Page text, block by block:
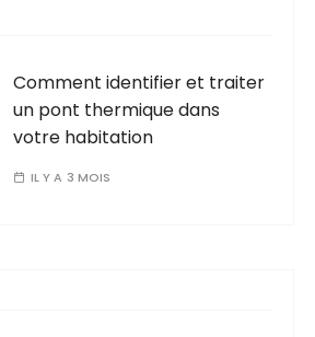
Comment identifier et traiter
un pont thermique dans
votre habitation
IL Y A 3 MOIS